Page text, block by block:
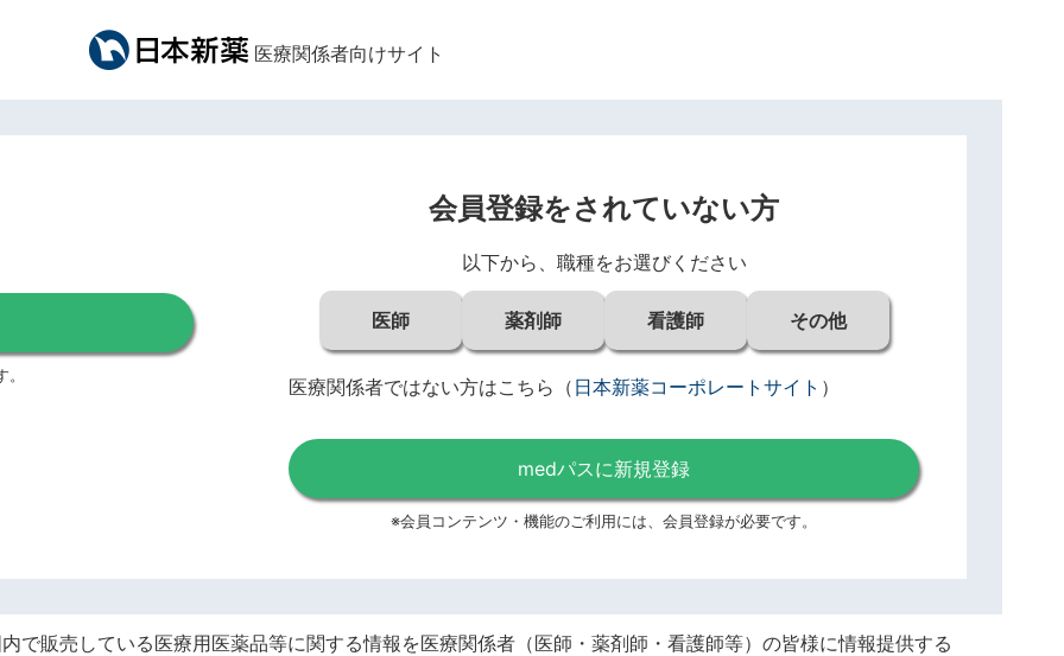
医療関係者向けサイト
会員登録をされていない方
以下から、職種をお選びください
医師 薬剤師 看護師 その他
医療関係者ではない方はこちら （ 日本新薬コーポレートサイト ）
medパスに新規登録
※会員コンテンツ・機能のご利用には、会員登録が必要です。
で販売している医療用医薬品等に関する情報を医療関係者（医師・薬剤師・看護師等）の皆様に情報提供する